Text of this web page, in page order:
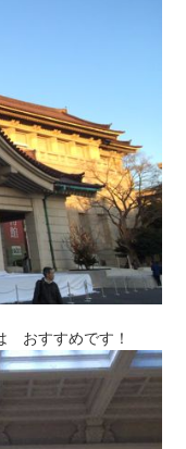
おすすめです！